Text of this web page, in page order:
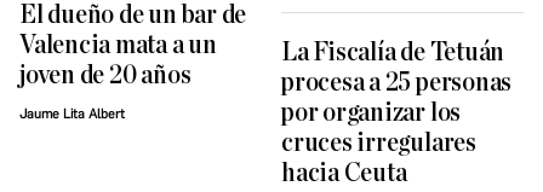
El dueño de un bar de
Valencia mata a un
joven de 20 años
Jaume Lita Albert
La Fiscalía de Tetuán
procesa a 25 personas
por organizar los
cruces irregulares
hacia Ceuta